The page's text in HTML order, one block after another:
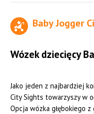
Baby Jogger
Wózek dziecięcy
Jako jeden z najbardziej
City Sights towarzyszy w
Opcja wózka głębokiego